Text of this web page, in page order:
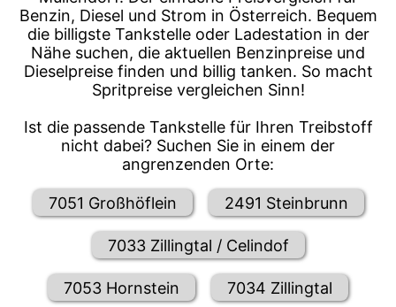
Benzin, Diesel und Strom in Österreich. Bequem
die billigste Tankstelle oder Ladestation in der
Nähe suchen, die aktuellen Benzinpreise und
Dieselpreise finden und billig tanken. So macht
Spritpreise vergleichen Sinn!
Ist die passende Tankstelle für Ihren Treibstoff
nicht dabei? Suchen Sie in einem der
angrenzenden Orte:
7051 Großhöflein 2491 Steinbrunn
7033 Zillingtal / Celindof
7053 Hornstein 7034 Zillingtal